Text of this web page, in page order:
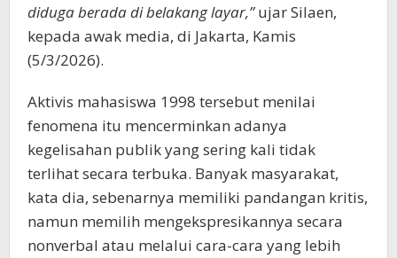
diduga berada di belakang layar,”ujar Silaen,
kepada awak media, di Jakarta, Kamis
(5/3/2026).
Aktivis mahasiswa 1998 tersebut menilai
fenomena itu mencerminkan adanya
kegelisahan publik yang sering kali tidak
terlihat secara terbuka. Banyak masyarakat,
kata dia, sebenarnya memiliki pandangan kritis,
namun memilih mengekspresikannya secara
nonverbal atau melalui cara-cara yang lebih